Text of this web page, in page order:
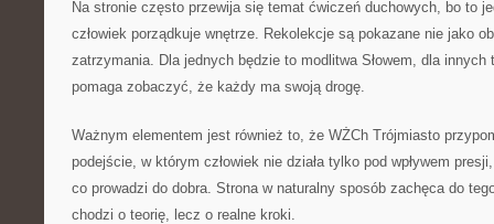
Na stronie często przewija się temat ćwiczeń duchowych, bo to
człowiek porządkuje wnętrze. Rekolekcje są pokazane nie jako
zatrzymania. Dla jednych będzie to modlitwa Słowem, dla innych
pomaga zobaczyć, że każdy ma swoją drogę.
Ważnym elementem jest również to, że WŻCh Trójmiasto
podejście, w którym człowiek nie działa tylko pod wpływem
co prowadzi do dobra. Strona w naturalny sposób zachęca do
chodzi o teorię, lecz o realne kroki.